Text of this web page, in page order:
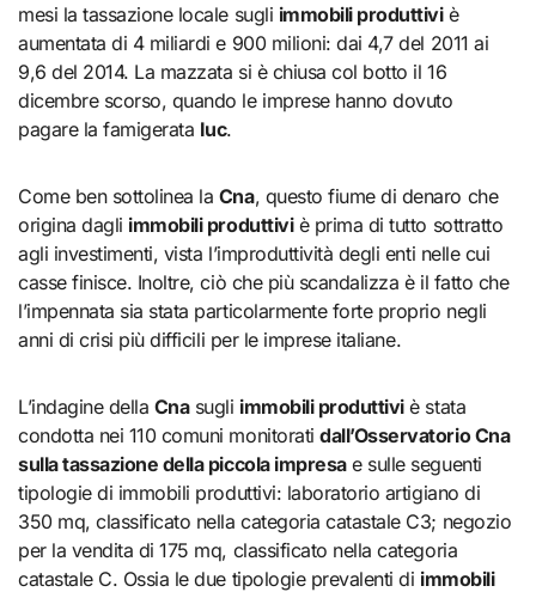
mesi la tassazione locale sugli immobili produttiviè
aumentata di 4 miliardi e 900 milioni: dai 4,7 del 2011 ai
9,6 del 2014. La mazzata si è chiusa col botto il 16
dicembre scorso, quando le imprese hanno dovuto
pagare la famigerata Iuc.
Come ben sottolinea la Cna, questo fiume di denaro che
origina dagli immobili produttiviè prima di tutto sottratto
agli investimenti, vista l’improduttività degli enti nelle cui
casse finisce. Inoltre, ciò che più scandalizza è il fatto che
l’impennata sia stata particolarmente forte proprio negli
anni di crisi più difficili per le imprese italiane.
L’indagine della Cnasugli immobili produttiviè stata
condotta nei 110 comuni monitoratidall’Osservatorio Cna
sulla tassazione della piccola impresae sulle seguenti
tipologie di immobili produttivi: laboratorio artigiano di
350 mq, classificato nella categoria catastale C3; negozio
per la vendita di 175 mq, classificato nella categoria
catastale C. Ossia le due tipologie prevalenti di immobili